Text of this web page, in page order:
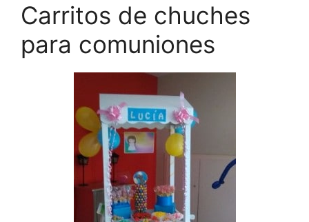
Carritos de chuches
para comuniones